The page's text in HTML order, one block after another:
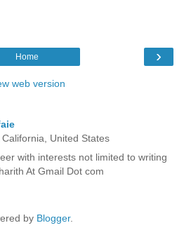
›
Home
web version
United States
with interests not limited to writing
At Gmail Dot com
by Blogger.